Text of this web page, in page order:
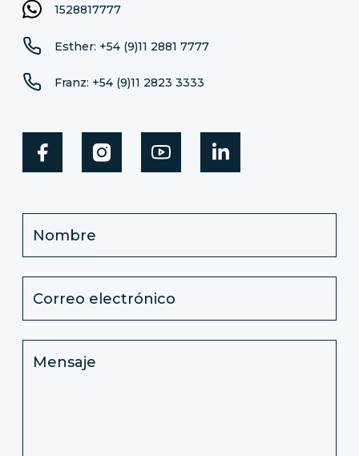
1528817777
Esther: +54 (9)11 2881 7777
Franz: +54 (9)11 2823 3333